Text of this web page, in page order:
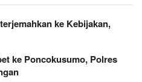
ke Kebijakan,
ke Poncokusumo, Polres